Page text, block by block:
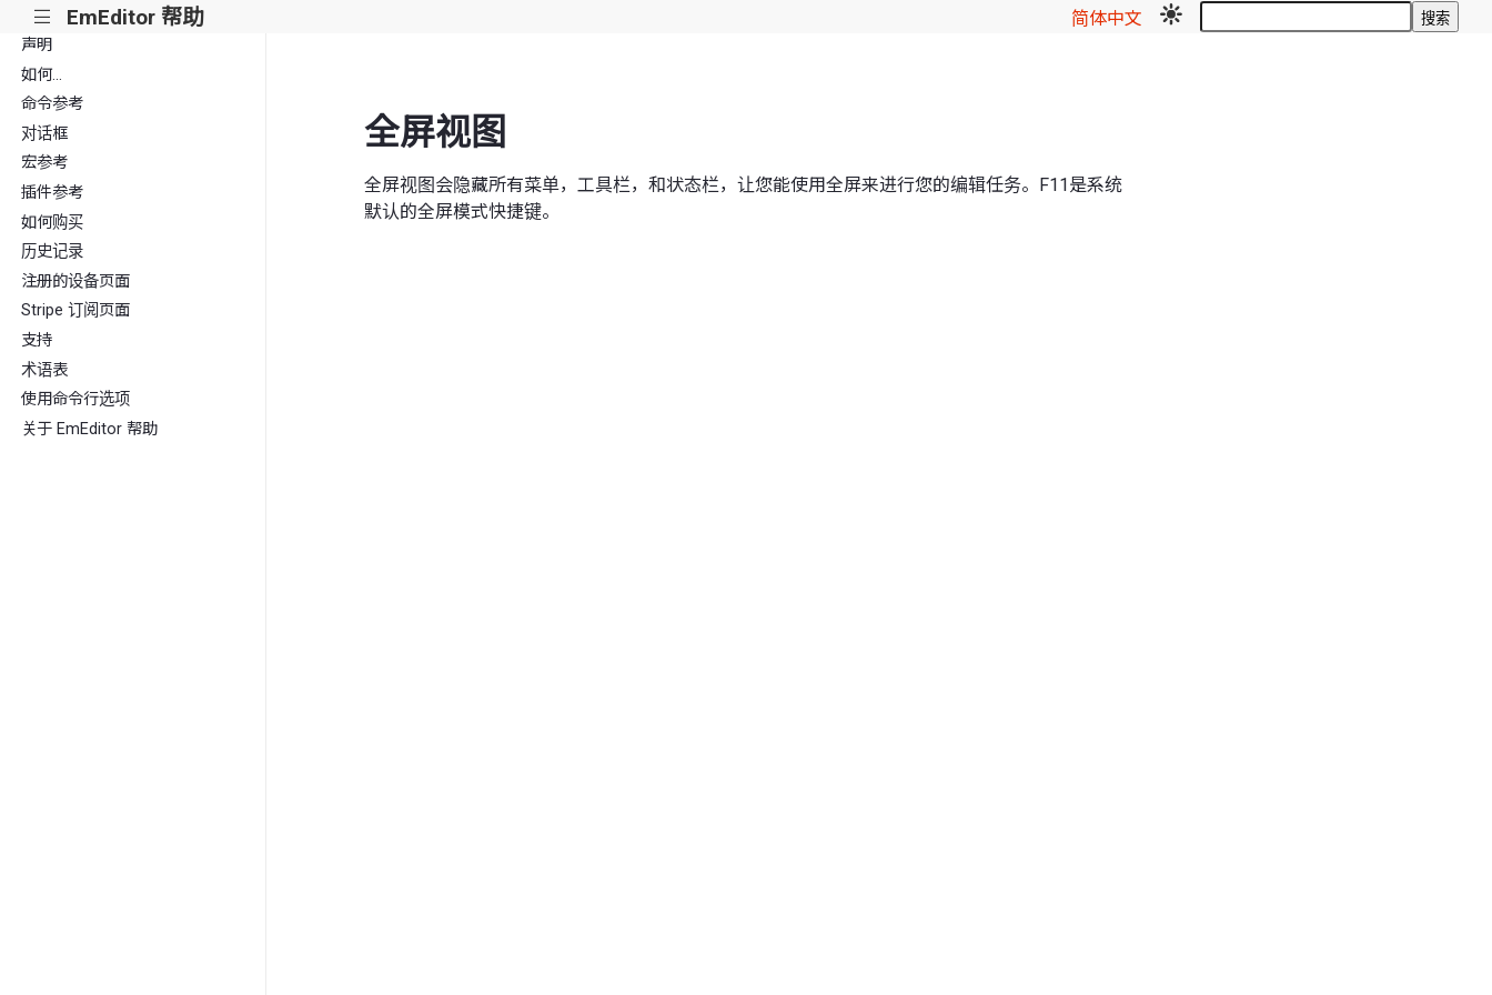
||| EmEditor 帮助 简体中文 搜索
声明
如何...
命令参考
对话框
宏参考
插件参考
如何购买
历史记录
注册的设备页面
Stripe 订阅页面
支持
术语表
使用命令行选项
关于 EmEditor 帮助
全屏视图
全屏视图会隐藏所有菜单，工具栏，和状态栏，让您能使用全屏来进行您的编辑任务。F11是系统
默认的全屏模式快捷键。